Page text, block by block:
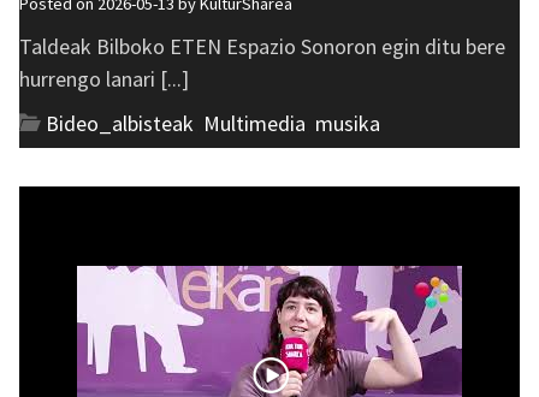
Taldeak Bilboko ETEN Espazio Sonoron egin ditu bere
hurrengo lanari [...]
Bideo_albisteak Multimedia musika